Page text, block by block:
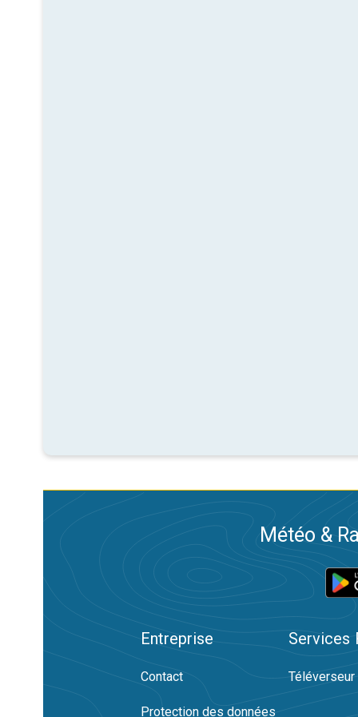
Météo &
Entreprise
Contact
Protection des données
Services
Téléverseur